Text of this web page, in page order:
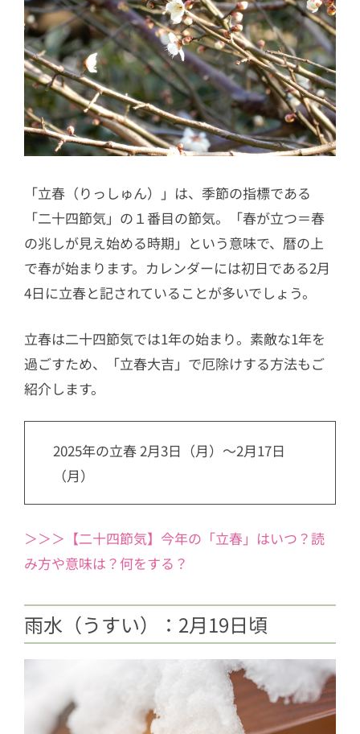
「立春（りっしゅん）」は、季節の指標である
「二十四節気」の１番目の節気。「春が立つ＝春
の兆しが見え始める時期」という意味で、暦の上
で春が始まります。カレンダーには初日である2月
4日に立春と記されていることが多いでしょう。
立春は二十四節気では1年の始まり。素敵な1年を
過ごすため、「立春大吉」で厄除けする方法もご
紹介します。
2025年の立春 2月3日（月）～2月17日
（月）
＞＞＞【二十四節気】今年の「立春」はいつ？読
み方や意味は？何をする？
雨水（うすい）：2月19日頃